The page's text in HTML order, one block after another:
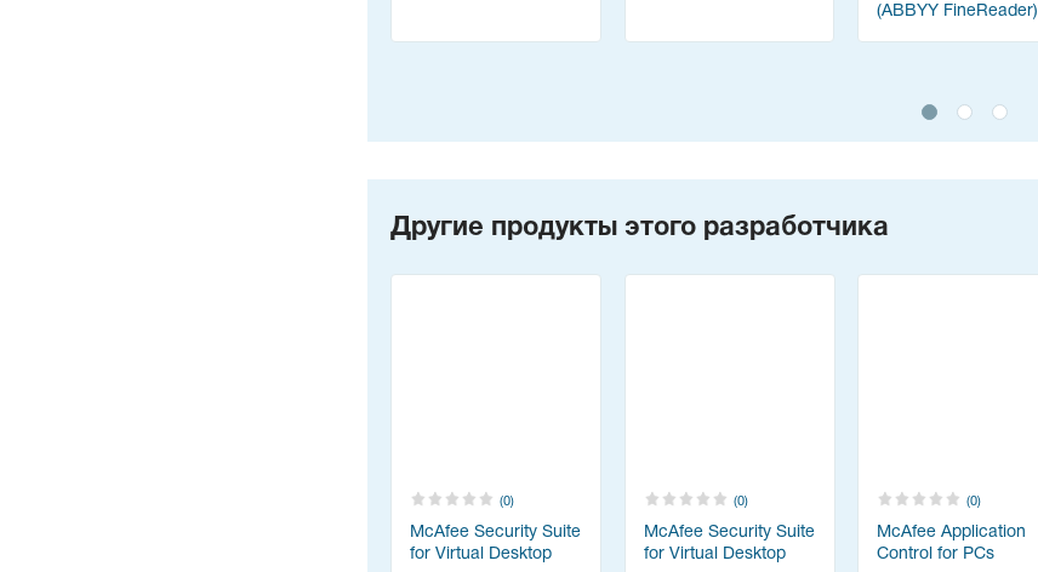
(ABBYY FineReader)
Другие продукты этого разработчика
(0)
McAfee Security Suite
for Virtual Desktop
(0)
McAfee Security Suite
for Virtual Desktop
(0)
McAfee Application
Control for PCs